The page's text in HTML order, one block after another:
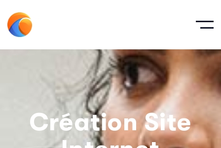
Création Site